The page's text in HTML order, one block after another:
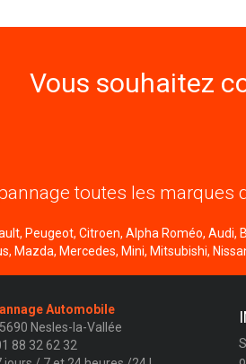
Vous souhaitez
toutes les marques
Peugeot, Citroen, Alpha Roméo, Audi,
Mazda, Mercedes, Mini, Mitsubishi,
Automobile
Nesles-la-Vallée
88 32 62 32